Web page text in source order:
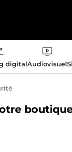
digitalAudiovisuel